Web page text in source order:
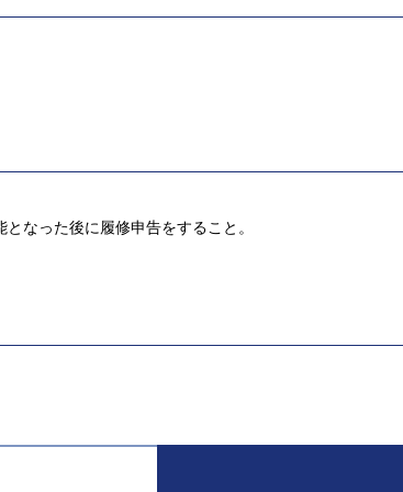
なった後に履修申告をすること。